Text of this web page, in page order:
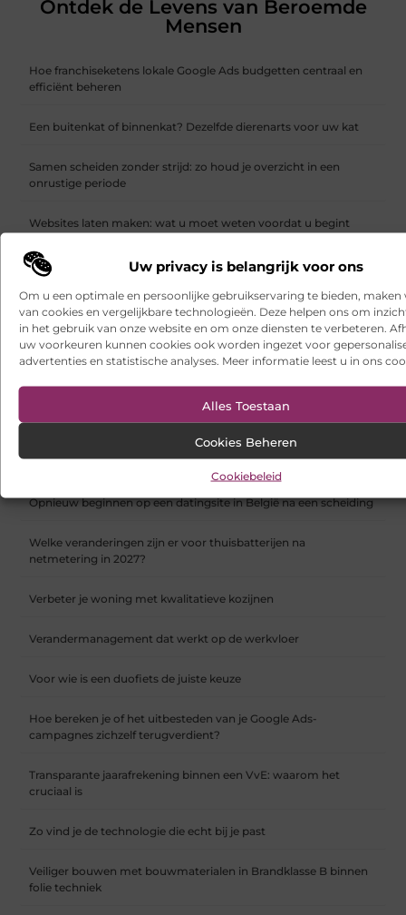
Uw privacy is belangrijk voor ons
Om u een optimale en persoonlijke gebruikservaring te bieden, maken
van cookies en vergelijkbare technologieën. Deze helpen ons om
in het gebruik van onze website en om onze diensten te verbeteren.
uw voorkeuren kunnen cookies ook worden ingezet voor
advertenties en statistische analyses. Meer informatie leest u in ons
Alles Toestaan
Cookies Beheren
Cookiebeleid
Ontdek de Levens van Beroemde
Mensen
Hoe franchiseketens lokale Google Ads budgetten centraal en
efficiënt beheren
Een buitenkat of binnenkat? Dezelfde dierenarts voor uw kat
Samen scheiden zonder strijd: zo houd je overzicht in een
onrustige periode
Websites laten maken: wat u moet weten voordat u begint
Ontdek het gemak van online vlees bestellen
Wielen kopen voor een soepel functionerende fotostudio
Uw kelder verbouwen met een duurzame gietvloer in Brabant
Een interieurmetamorfose met een vloerspecialist in Alkmaar
Hoe webshop SEO werkt en waarom het vanaf dag één telt
Koelkast en vriezer verhuizen doe je zo
Opnieuw beginnen op een datingsite in België na een scheiding
Welke veranderingen zijn er voor thuisbatterijen na
netmetering in 2027?
Verbeter je woning met kwalitatieve kozijnen
Verandermanagement dat werkt op de werkvloer
Voor wie is een duofiets de juiste keuze
Hoe bereken je of het uitbesteden van je Google Ads-
campagnes zichzelf terugverdient?
Transparante jaarafrekening binnen een VvE: waarom het
cruciaal is
Zo vind je de technologie die echt bij je past
Veiliger bouwen met bouwmaterialen in Brandklasse B binnen
folie techniek